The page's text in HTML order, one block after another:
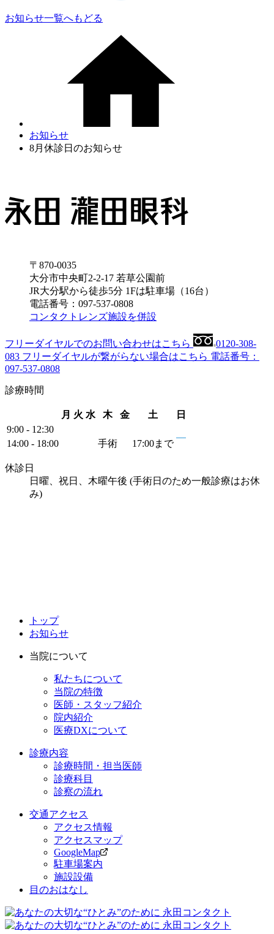
お知らせ一覧へもどる
お知らせ
8月休診日のお知らせ
〒870-0035
⼤分市中央町2-2-17 若草公園前
JR大分駅から徒歩5分 1Fは駐車場（16台）
電話番号：097-537-0808
コンタクトレンズ施設を併設
フリーダイヤルでのお問い合わせはこちら
0120-308-
083 フリーダイヤルが繋がらない場合はこちら 電話番号：
097-537-0808
診療時間
月 火 水 木 金 土
日
9:00 - 12:30
14:00 - 18:00
手術 17:00まで
休診日
日曜、祝日、木曜午後 (手術日のため一般診療はお休
み)
トップ
お知らせ
当院について
私たちについて
当院の特徴
医師・ スタッフ紹介
院内紹介
医療DXについて
診療内容
診療時間・ 担当医師
診療科目
診察の流れ
交通アクセス
アクセス情報
アクセスマップ
GoogleMap
駐車場案内
施設設備
目のおはなし